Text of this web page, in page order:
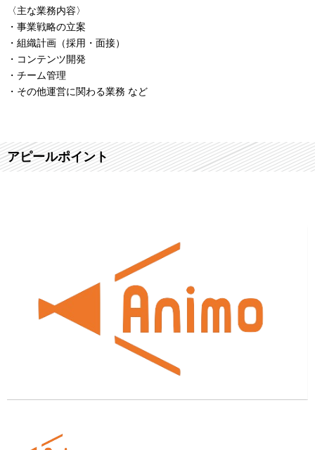
〈主な業務内容〉
・事業戦略の立案
・組織計画（採用・面接）
・コンテンツ開発
・チーム管理
・その他運営に関わる業務 など
アピールポイント